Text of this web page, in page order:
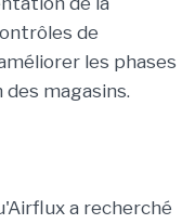
de
les phases
magasins.
a recherché